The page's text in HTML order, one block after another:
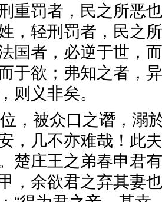
重罚者，民之所恶
，轻刑罚者，民之
国者，必逆于世，
于欲；弗知之者，
，则义非矣。
，被众口之谮，溺
，几不亦难哉！此
楚庄王之弟春申君
，余欲君之弃其妻